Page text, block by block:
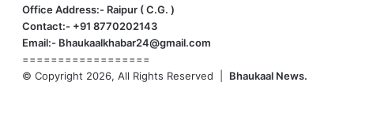
Office Address:- Raipur ( C.G. )
Contact:- +91 8770202143
Email:- Bhaukaalkhabar24@gmail.com
==================
© Copyright 2026, All Rights Reserved | Bhaukaal News.